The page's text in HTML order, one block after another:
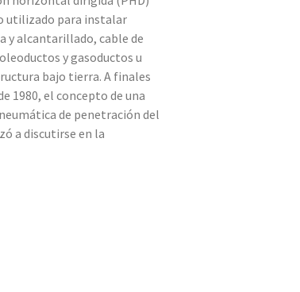
utilizado para instalar
y alcantarillado, cable de
y gasoductos u
bajo tierra. A finales
1980, el concepto de una
de penetración del
a discutirse en la